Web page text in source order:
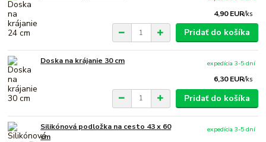
4,90 EUR/ks
Pridať do košíka
Doska na krájanie 30 cm
6,30 EUR/ks
expedícia 3-5 dní
Pridať do košíka
Silikónová podložka na cesto 43 x 60
cm
expedícia 3-5 dní